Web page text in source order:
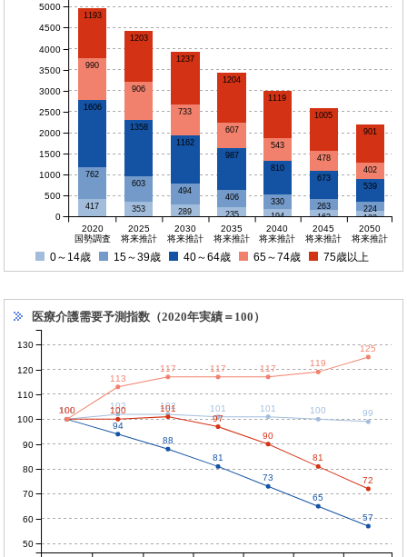
417 353 289 235 194 162 132
762
603
494
406
330 263 224
1606
1358
1162
987
810
673
539
990
906
733
607
543
478
402
1193
1203
1237
1204
1119
1005
901
2020
国勢調査
2025
将来推計
2030
将来推計
2035
将来推計
2040
将来推計
2045
将来推計
2050
将来推計
0
500
1000
1500
2000
2500
3000
3500
4000
4500
5000
0～14歳 15～39歳 40～64歳 65～74歳 75歳以上
医療介護需要予測指数（2020年実績＝100）
100
94
88
81
73
65
57
100 102 102 101 101 100 99
100 100
101
97
90
81
72
100
113
117 117 117 119
125
60
70
80
90
100
110
120
130
50